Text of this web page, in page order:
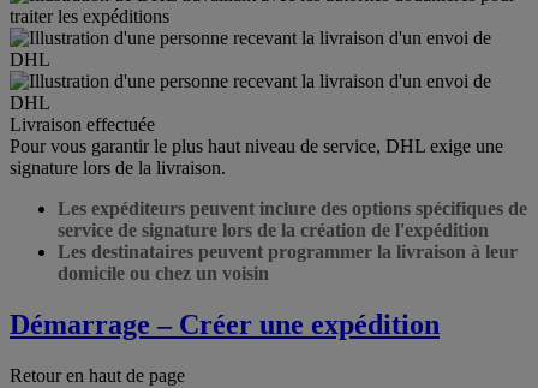
Livraison effectuée
Pour vous garantir le plus haut niveau de service, DHL exige une
signature lors de la livraison.
Les expéditeurs peuvent inclure des options spécifiques de
service de signature lors de la création de l'expédition
Les destinataires peuvent programmer la livraison à leur
domicile ou chez un voisin
Démarrage – Créer une expédition
Retour en haut de page